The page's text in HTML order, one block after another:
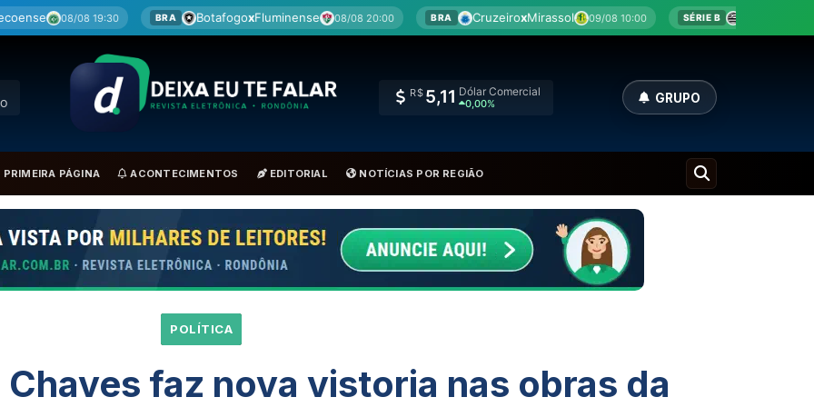
xFluminense 08/08 20:00 BRA CruzeiroxMirassol 09/08 10:00 SÉRIE B AthleticxCriciúma 09/08 10:00 BRA
R$5,90Euro Comercial
0,00% GRUPO
PRIMEIRA PÁGINA ACONTECIMENTOS EDITORIAL NOTÍCIAS POR REGIÃO
POLÍTICA
faz nova vistoria nas obras da